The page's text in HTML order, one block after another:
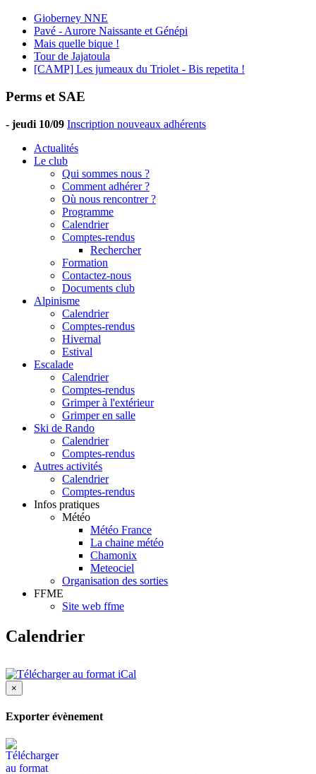
Gioberney NNE
Pavé - Aurore Naissante et Génépi
Mais quelle bique !
Tour de Jajatoula
[CAMP] Les jumeaux du Triolet - Bis repetita !
Perms et SAE
- jeudi 10/09 Inscription nouveaux adhérents
Actualités
Le club
Qui sommes nous ?
Comment adhérer ?
Où nous rencontrer ?
Programme
Calendrier
Comptes-rendus
Rechercher
Formation
Contactez-nous
Documents club
Alpinisme
Calendrier
Comptes-rendus
Hivernal
Estival
Escalade
Calendrier
Comptes-rendus
Grimper à l'extérieur
Grimper en salle
Ski de Rando
Calendrier
Comptes-rendus
Autres activités
Calendrier
Comptes-rendus
Infos pratiques
Météo
Météo France
La chaine météo
Chamonix
Meteociel
Organisation des sorties
FFME
Site web ffme
Calendrier
×
Exporter évènement